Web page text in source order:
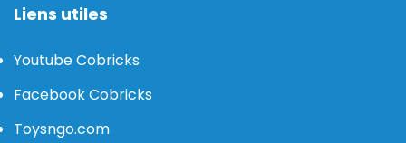
Liens utiles
Youtube Cobricks
Facebook Cobricks
Toysngo.com